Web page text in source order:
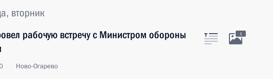
вторник
рабочую встречу с Министром обороны
Ново-Огарево
1